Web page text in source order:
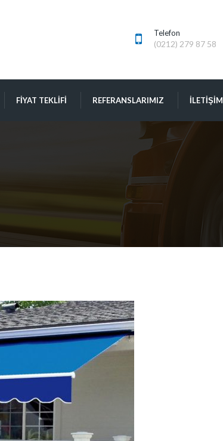
Telefon
(0212) 279 87 58
FIYAT TEKLIFI REFERANSLARIMIZ İLETIŞIM